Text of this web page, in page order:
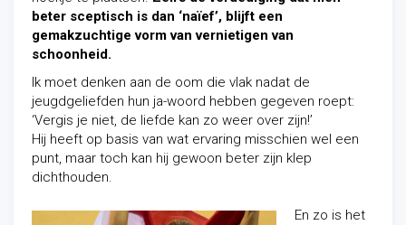
beter sceptisch is dan ‘naïef’, blijft een
gemakzuchtige vorm van vernietigen van
schoonheid.
Ik moet denken aan de oom die vlak nadat de
jeugdgeliefden hun ja-woord hebben gegeven roept:
‘Vergis je niet, de liefde kan zo weer over zijn!’
Hij heeft op basis van wat ervaring misschien wel een
punt, maar toch kan hij gewoon beter zijn klep
dichthouden.
En zo is het